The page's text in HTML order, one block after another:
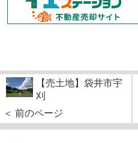
【売土地】袋井市宇
刈
＜ 前のページ